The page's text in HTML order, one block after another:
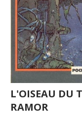
L'OISEAU DU
RAMOR